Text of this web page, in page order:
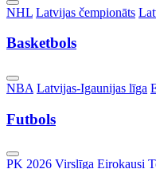
Toggle
Dropdown
NHL Latvijas čempionāts
Basketbols
Toggle
Dropdown
NBA Latvijas-Igaunijas līga
Futbols
Toggle
PK 2026 Virslīga Eirokausi